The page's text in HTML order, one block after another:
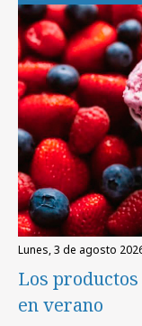
lunes, 3 de agosto
Los
en verano